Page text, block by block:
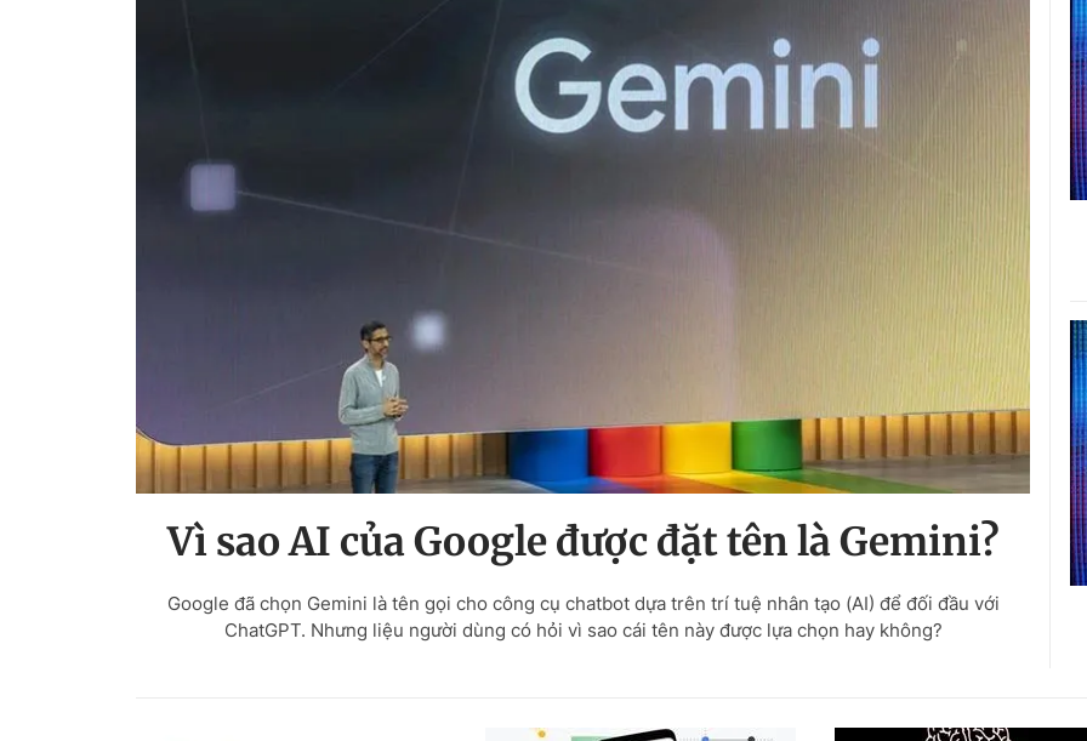
Vì sao AI của Google được đặt tên là Gemini?
Google đã chọn Gemini là tên gọi cho công cụ chatbot dựa trên trí tuệ nhân tạo (AI) để đối đầu với
ChatGPT. Nhưng liệu người dùng có hỏi vì sao cái tên này được lựa chọn hay không?